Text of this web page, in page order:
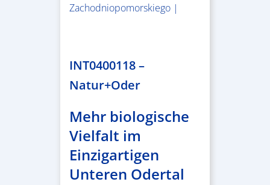
Zachodniopomorskiego |
INT0400118 –
Natur+Oder
Mehr biologische
Vielfalt im
Einzigartigen
Unteren Odertal